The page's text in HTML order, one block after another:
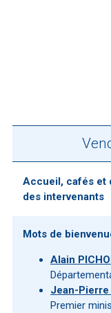
Accueil, cafés et
des intervenants
Mots de
Alain
Jean-Pierre
Premier